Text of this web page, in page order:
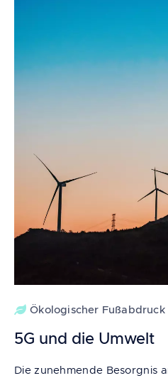
Ökologischer Fußabdruck
5G und die Umwelt
Die zunehmende Besorgnis